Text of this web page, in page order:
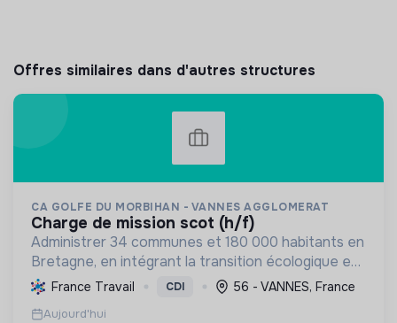
Offres similaires dans d'autres structures
CA GOLFE DU MORBIHAN - VANNES AGGLOMERAT
charge de mission scot (h/f)
Administrer 34 communes et 180 000 habitants en
Bretagne, en intégrant la transition écologique et
sociale par une planification résiliente, des achats
durables et le soutien à l'économie verte.
France Travail CDI 56 - VANNES, France
Aujourd'hui